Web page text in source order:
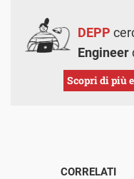
DEPP
Engineer
Scopri di più
CORRELATI